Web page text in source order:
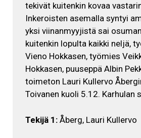
tekivät kuitenkin kovaa
Inkeroisten asemalla syntyi
yksi viinanmyyjistä sai
kuitenkin lopulta kaikki neljä,
Vieno Hokkasen, työmies
Hokkasen, puuseppä Albin
toimeton Lauri Kullervo
Toivanen kuoli 5.12. Karhulan
Tekijä 1: Åberg, Lauri Kullervo